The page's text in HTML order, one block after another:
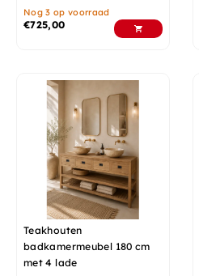
Nog 3 op voorraad
€725,00
Teakhouten
badkamermeubel 180 cm
met 4 lade